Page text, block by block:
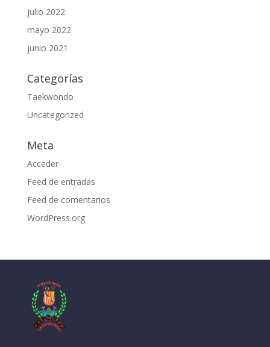
julio 2022
mayo 2022
junio 2021
Categorías
Taekwondo
Uncategorized
Meta
Acceder
Feed de entradas
Feed de comentarios
WordPress.org